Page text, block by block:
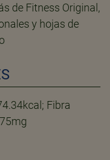
de Fitness Original,
y hojas de
Fibra